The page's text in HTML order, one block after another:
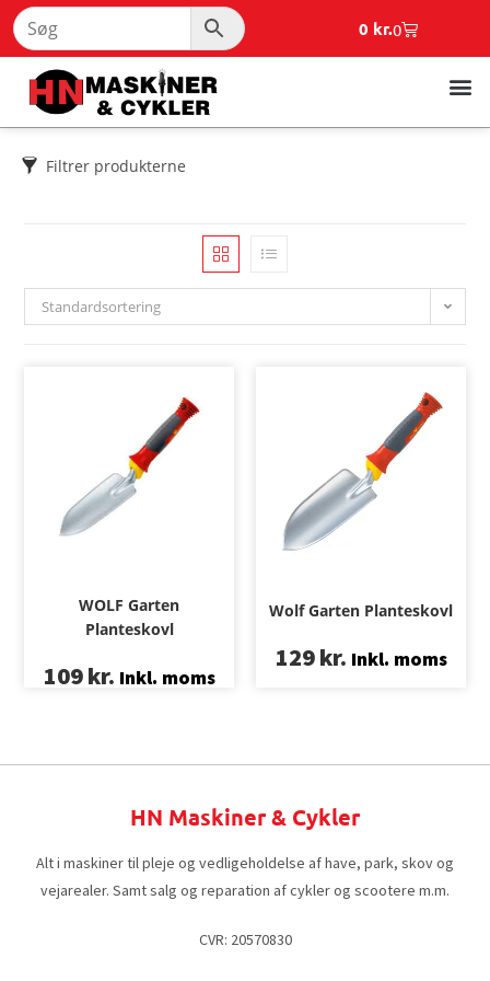
0 kr.0
Filtrer produkterne
Standardsortering
WOLF Garten
Planteskovl
109kr. Inkl. moms
Wolf Garten Planteskovl
129kr. Inkl. moms
HN Maskiner & Cykler
Alt i maskiner til pleje og vedligeholdelse af have, park, skov og
vejarealer. Samt salg og reparation af cykler og scootere m.m.
CVR: 20570830